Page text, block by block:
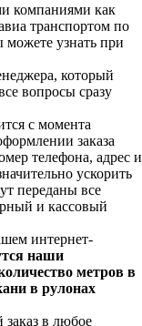
компаниями как
транспортом по
узнать при
который
вопросы сразу
с момента
заказа
телефона, адрес и
ускорить
переданы все
и кассовый
интернет-
наши
метров в
в рулонах
в любое